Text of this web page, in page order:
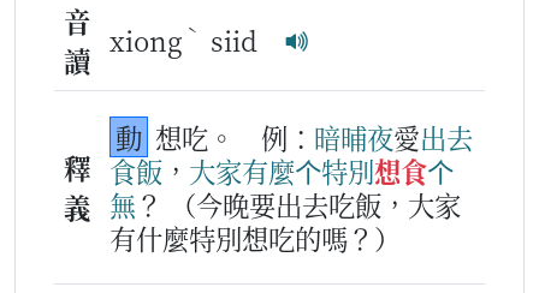
音
讀
xiong ˋ siid
釋
義
動 想吃。 例： 暗晡夜愛出去
食飯 ， 大家有麼个特別想食个
無？
（今晚要出去吃飯，大家
有什麼特別想吃的嗎？）